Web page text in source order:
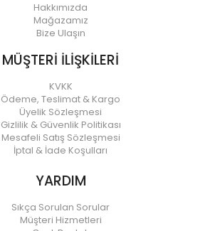
Hakkımızda
Mağazamız
Bize Ulaşın
MÜŞTERİ İLİŞKİLERİ
KVKK
Ödeme, Teslimat & Kargo
Üyelik Sözleşmesi
Gizlilik & Güvenlik Politikası
Mesafeli Satış Sözleşmesi
İptal & İade Koşulları
YARDIM
Sıkça Sorulan Sorular
Müşteri Hizmetleri